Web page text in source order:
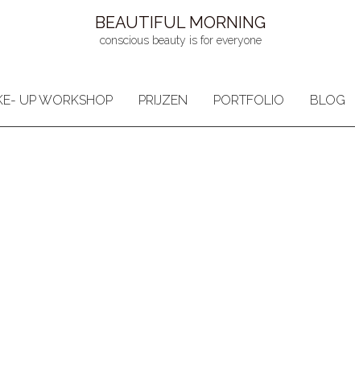
BEAUTIFUL MORNING
conscious beauty is for everyone
UP WORKSHOP PRIJZEN PORTFOLIO BLOG